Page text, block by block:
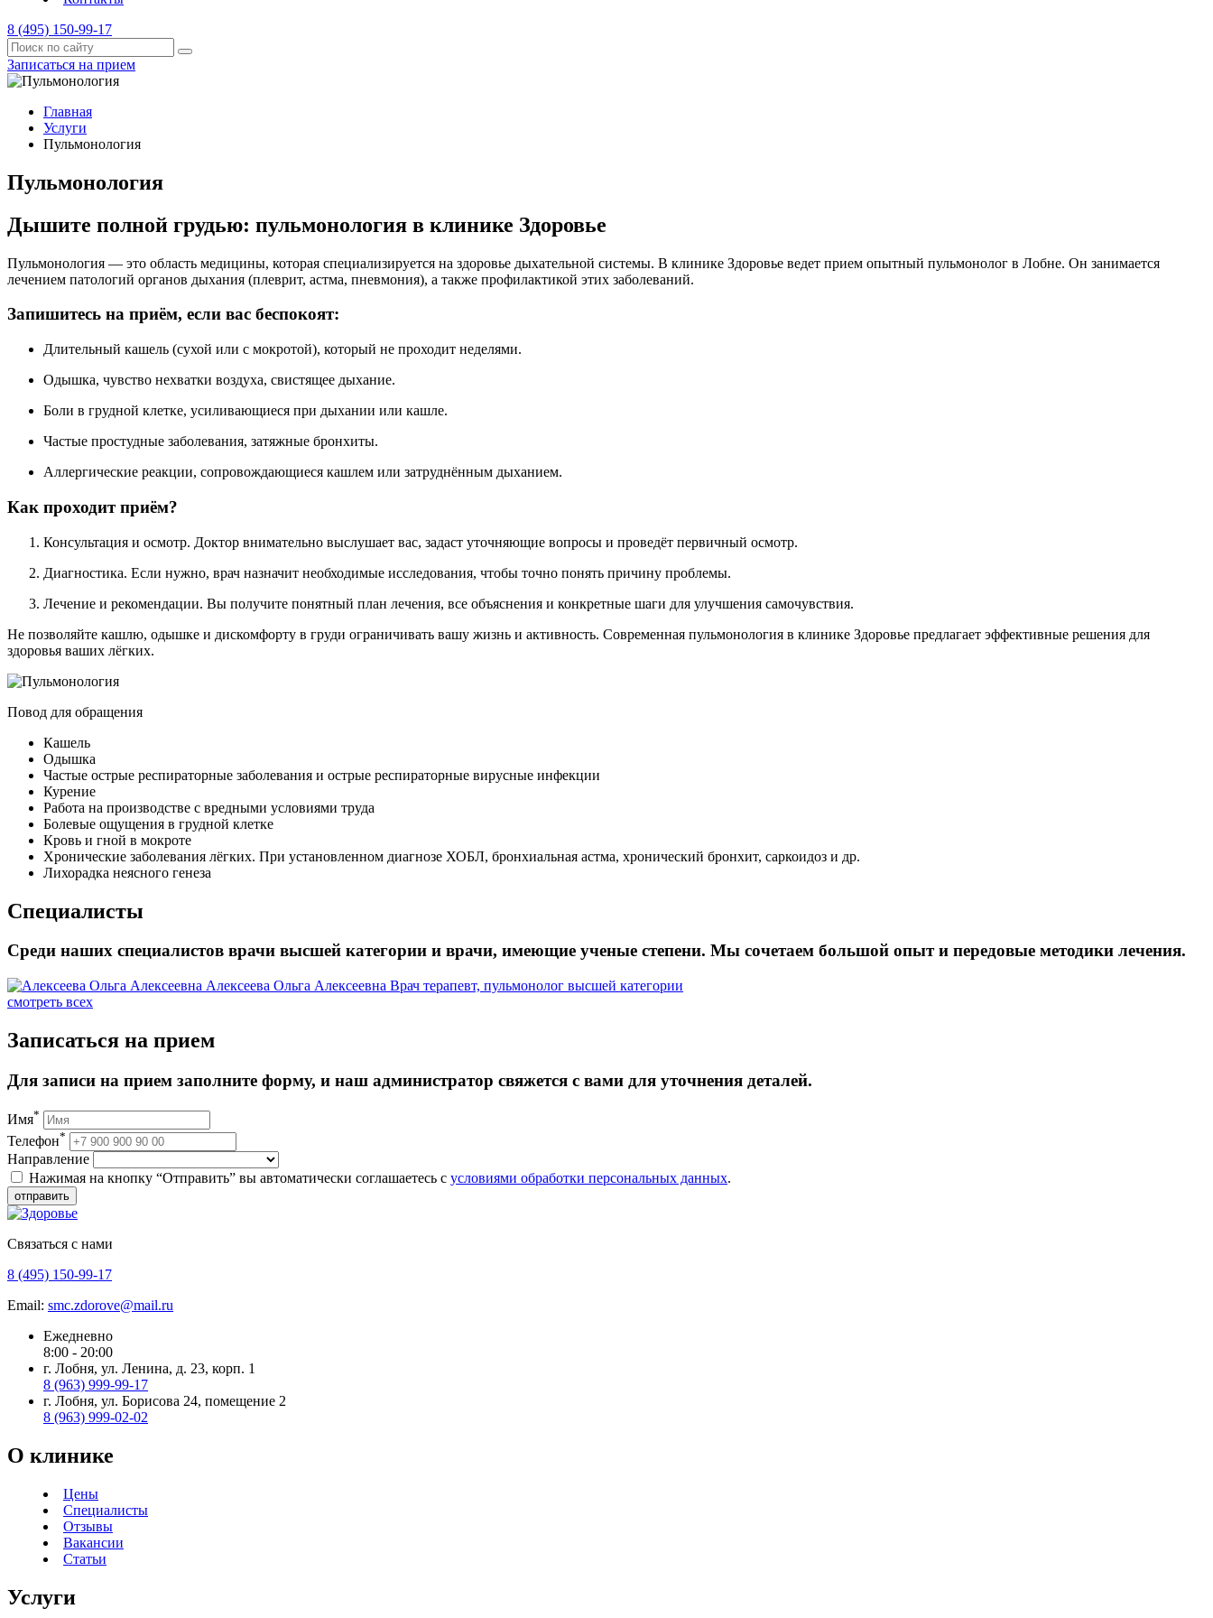
8 (495) 150-99-17
Записаться на прием
Главная
Услуги
Пульмонология
Пульмонология
Дышите полной грудью: пульмонология в клинике Здоровье
Пульмонология — это область медицины, которая специализируется на здоровье дыхательной системы. В клинике Здоровье ведет прием опытный пульмонолог в Лобне. Он занимается
лечением патологий органов дыхания (плеврит, астма, пневмония), а также профилактикой этих заболеваний.
Запишитесь на приём, если вас беспокоят:
Длительный кашель (сухой или с мокротой), который не проходит неделями.
Одышка, чувство нехватки воздуха, свистящее дыхание.
Боли в грудной клетке, усиливающиеся при дыхании или кашле.
Частые простудные заболевания, затяжные бронхиты.
Аллергические реакции, сопровождающиеся кашлем или затруднённым дыханием.
Как проходит приём?
Консультация и осмотр. Доктор внимательно выслушает вас, задаст уточняющие вопросы и проведёт первичный осмотр.
Диагностика. Если нужно, врач назначит необходимые исследования, чтобы точно понять причину проблемы.
Лечение и рекомендации. Вы получите понятный план лечения, все объяснения и конкретные шаги для улучшения самочувствия.
Не позволяйте кашлю, одышке и дискомфорту в груди ограничивать вашу жизнь и активность. Современная пульмонология в клинике Здоровье предлагает эффективные решения для
здоровья ваших лёгких.
Повод для обращения
Кашель
Одышка
Частые острые респираторные заболевания и острые респираторные вирусные инфекции
Курение
Работа на производстве с вредными условиями труда
Болевые ощущения в грудной клетке
Кровь и гной в мокроте
Хронические заболевания лёгких. При установленном диагнозе ХОБЛ, бронхиальная астма, хронический бронхит, саркоидоз и др.
Лихорадка неясного генеза
Специалисты
Среди наших специалистов врачи высшей категории и врачи, имеющие ученые степени. Мы сочетаем большой опыт и передовые методики лечения.
Алексеева Ольга Алексеевна Врач терапевт, пульмонолог высшей категории
смотреть всех
Записаться на прием
Для записи на прием заполните форму, и наш администратор свяжется с вами для уточнения деталей.
Имя*
Телефон*
Направление
Нажимая на кнопку “Отправить” вы автоматически соглашаетесь с условиями обработки персональных данных.
отправить
Связаться с нами
8 (495) 150-99-17
Email: smc.zdorove@mail.ru
Ежедневно
8:00 - 20:00
г. Лобня, ул. Ленина, д. 23, корп. 1
8 (963) 999-99-17
г. Лобня, ул. Борисова 24, помещение 2
8 (963) 999-02-02
О клинике
Цены
Специалисты
Отзывы
Вакансии
Статьи
Услуги